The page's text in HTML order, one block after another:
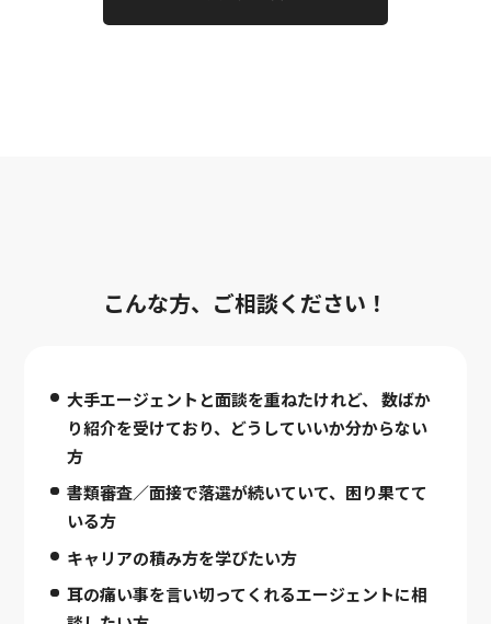
こんな方、ご相談ください！
大手エージェントと面談を重ねたけれど、
数ばか
り紹介を受けており、どうしていいか分からない
方
書類審査／面接で落選が続いていて、困り果てて
いる方
キャリアの積み方を学びたい方
耳の痛い事を言い切ってくれるエージェントに相